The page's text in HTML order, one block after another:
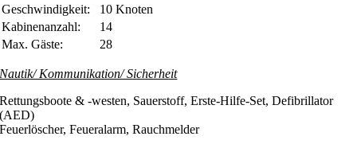
Geschwindigkeit:
10 Knoten
Kabinenanzahl:
14
Max. Gäste:
28
Nautik/ Kommunikation/ Sicherheit
Rettungsboote & -westen, Sauerstoff, Erste-Hilfe-Set, Defibrillator
(AED)
Feuerlöscher, Feueralarm, Rauchmelder